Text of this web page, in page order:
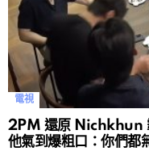
電視
2PM 還原 Nichkhun
他氣到爆粗口：你們都